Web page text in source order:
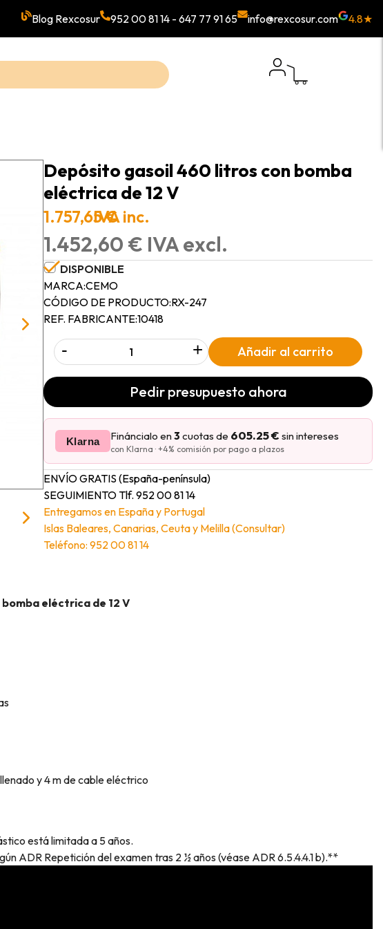
Blog Rexcosur 952 00 81 14 - 647 77 91 65 info@rexcosur.com 4.8★
Depósito gasoil 460 litros con bomba
eléctrica de 12 V
1.757,65 €IVA inc.
1.452,60 € IVA excl.
DISPONIBLE
MARCA:CEMO
CÓDIGO DE PRODUCTO:RX-247
REF. FABRICANTE:10418
- + Añadir al carrito
Pedir presupuesto ahora
Klarna Fináncialo en3 cuotas de 605.25 € sin intereses
con Klarna · +4% comisión por pago a plazos
ENVÍO GRATIS (España-península)
SEGUIMIENTO Tlf. 952 00 81 14
Entregamos en España y Portugal
Islas Baleares, Canarias, Ceuta y Melilla (Consultar)
Teléfono: 952 00 81 14
eléctrica de 12 V
y 4 m de cable eléctrico
está limitada a 5 años.
ADR Repetición del examen tras 2 ½ años (véase ADR 6.5.4.4.1 b).**